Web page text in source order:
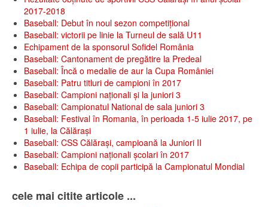
2017-2018
Baseball: Debut în noul sezon competițional
Baseball: victorii pe linie la Turneul de sală U11
Echipament de la sponsorul Sofidel România
Baseball: Cantonament de pregătire la Predeal
Baseball: Încă o medalie de aur la Cupa României
Baseball: Patru titluri de campioni în 2017
Baseball: Campioni naționali și la juniori 3
Baseball: Campionatul National de sala juniori 3
Baseball: Festival în Romania, în perioada 1-5 iulie 2017, pe
1 iulie, la Călăraşi
Baseball: CSS Călăraşi, campioană la Juniori II
Baseball: Campioni naționali școlari în 2017
Baseball: Echipa de copii participă la Campionatul Mondial
cele mai citite articole ...